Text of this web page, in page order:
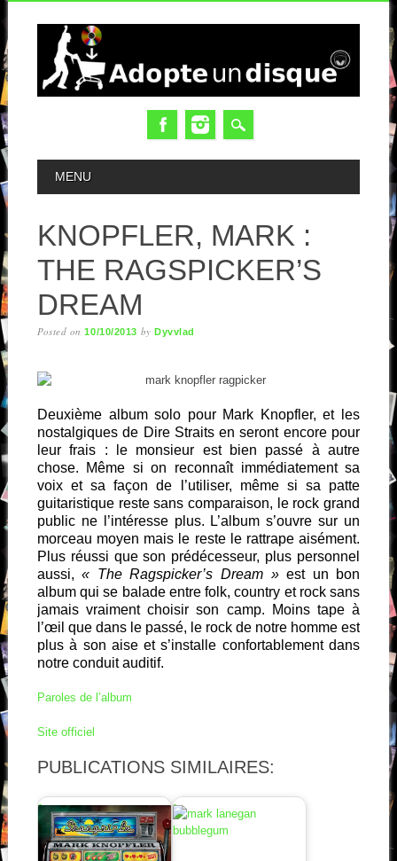
MAIN MENU
MENU
KNOPFLER, MARK :
THE RAGSPICKER’S
DREAM
Posted on10/10/2013 byDyvvlad
Deuxième album solo pour Mark Knopfler, et les
nostalgiques de Dire Straits en seront encore pour
leur frais : le monsieur est bien passé à autre
chose. Même si on reconnaît immédiatement sa
voix et sa façon de l’utiliser, même si sa patte
guitaristique reste sans comparaison, le rock grand
public ne l’intéresse plus. L’album s’ouvre sur un
morceau moyen mais le reste le rattrape aisément.
Plus réussi que son prédécesseur, plus personnel
aussi,« The Ragspicker’s Dream »est un bon
album qui se balade entre folk, country et rock sans
jamais vraiment choisir son camp. Moins tape à
l’œil que dans le passé, le rock de notre homme est
plus à son aise et s’installe confortablement dans
notre conduit auditif.
Paroles de l’album
Site officiel
PUBLICATIONS SIMILAIRES: